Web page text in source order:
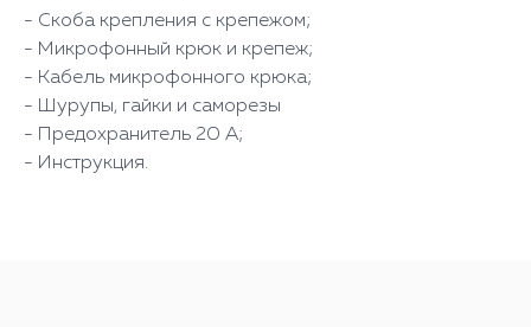
- Скоба крепления с крепежом;
- Микрофонный крюк и крепеж;
- Кабель микрофонного крюка;
- Шурупы, гайки и саморезы
- Предохранитель 20 А;
- Инструкция.